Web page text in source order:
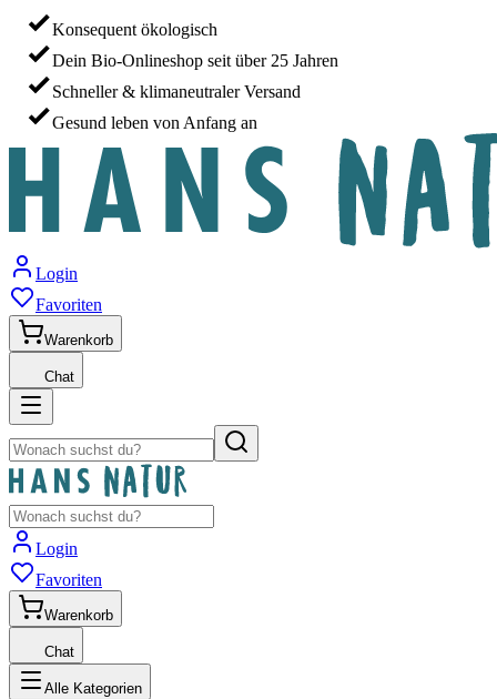
Konsequent ökologisch
Dein Bio-Onlineshop seit über 25 Jahren
Schneller & klimaneutraler Versand
Gesund leben von Anfang an
Login
Favoriten
Warenkorb
Chat
Login
Favoriten
Warenkorb
Chat
Alle Kategorien